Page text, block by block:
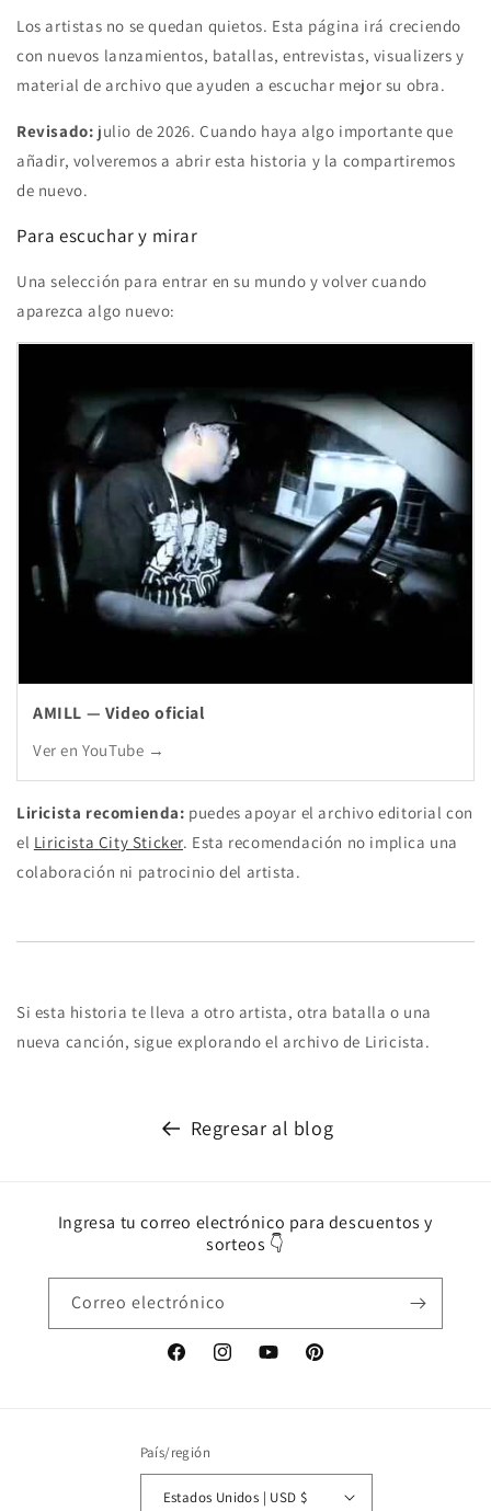
Los artistas no se quedan quietos. Esta página irá creciendo
con nuevos lanzamientos, batallas, entrevistas, visualizers y
material de archivo que ayuden a escuchar mejor su obra.
Revisado: julio de 2026. Cuando haya algo importante que
añadir, volveremos a abrir esta historia y la compartiremos
de nuevo.
Para escuchar y mirar
Una selección para entrar en su mundo y volver cuando
aparezca algo nuevo:
AMILL — Video oficial
Ver en YouTube →
Liricista recomienda: puedes apoyar el archivo editorial con
el Liricista City Sticker. Esta recomendación no implica una
colaboración ni patrocinio del artista.
Si esta historia te lleva a otro artista, otra batalla o una
nueva canción, sigue explorando el archivo de Liricista.
Regresar al blog
Ingresa tu correo electrónico para descuentos y
sorteos 👇
Correo electrónico
FacebookInstagramYouTubePinterest
País/región
Estados Unidos | USD $